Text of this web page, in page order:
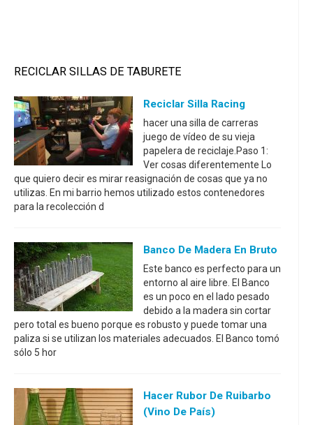
RECICLAR SILLAS DE TABURETE
Reciclar Silla Racing
hacer una silla de carreras
juego de vídeo de su vieja
papelera de reciclaje.Paso 1:
Ver cosas diferentemente Lo
que quiero decir es mirar reasignación de cosas que ya no
utilizas. En mi barrio hemos utilizado estos contenedores
para la recolección d
Banco De Madera En Bruto
Este banco es perfecto para un
entorno al aire libre. El Banco
es un poco en el lado pesado
debido a la madera sin cortar
pero total es bueno porque es robusto y puede tomar una
paliza si se utilizan los materiales adecuados. El Banco tomó
sólo 5 hor
Hacer Rubor De Ruibarbo
(vino De País)